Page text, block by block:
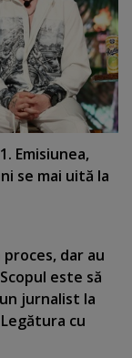
Emisiunea,
se mai uită la
dar au
este să
jurnalist la
cu